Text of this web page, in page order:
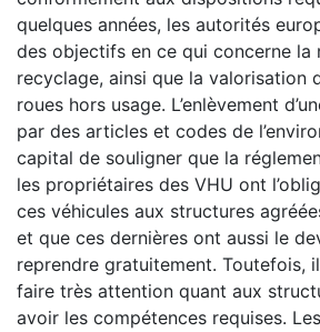
quelques années, les autorités
des objectifs en ce qui concerne la
recyclage, ainsi que la valorisation
roues hors usage. L’enlèvement
par des articles et codes de
capital de souligner que la
les propriétaires des VHU ont
ces véhicules aux structures
et que ces dernières ont aussi le
reprendre gratuitement. Toutefois,
faire très attention quant aux
avoir les compétences requises.